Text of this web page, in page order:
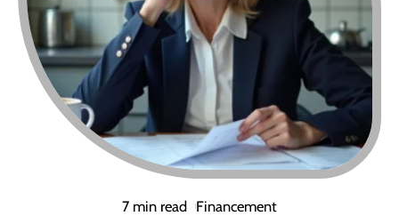
7 min read Financement